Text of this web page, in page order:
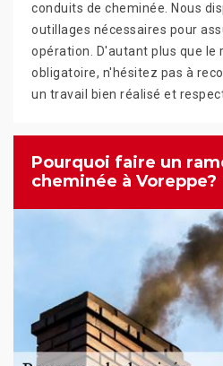
conduits de cheminée. Nous
outillages nécessaires pour
opération. D'autant plus que le
obligatoire, n'hésitez pas à
un travail bien réalisé et
Pourquoi faire un
cheminée à Voreppe?